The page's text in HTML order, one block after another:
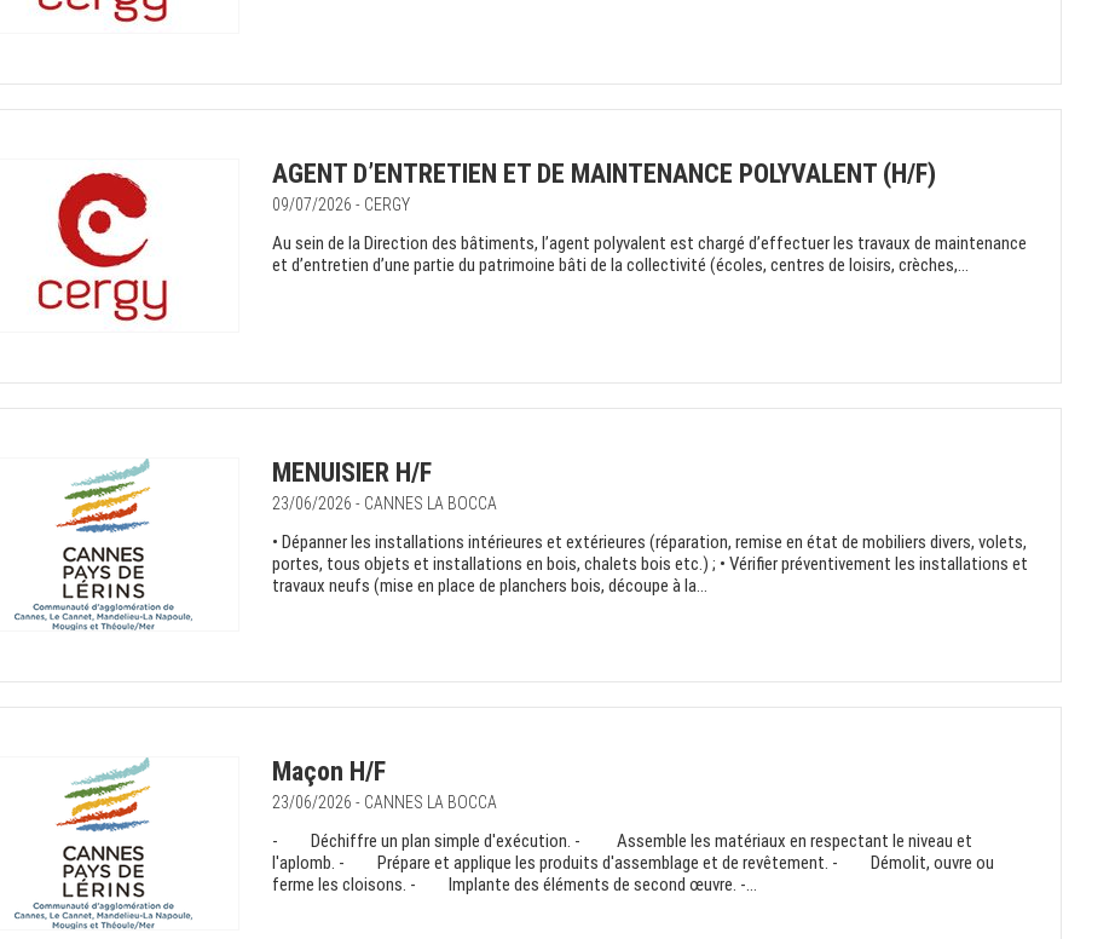
AGENT D’ENTRETIEN ET DE MAINTENANCE POLYVALENT (H/F)
09/07/2026 - CERGY
Au sein de la Direction des bâtiments, l’agent polyvalent est chargé d’effectuer les travaux de maintenance
et d’entretien d’une partie du patrimoine bâti de la collectivité (écoles, centres de loisirs, crèches,...
MENUISIER H/F
23/06/2026 - CANNES LA BOCCA
• Dépanner les installations intérieures et extérieures (réparation, remise en état de mobiliers divers, volets,
portes, tous objets et installations en bois, chalets bois etc.) ; • Vérifier préventivement les installations et
travaux neufs (mise en place de planchers bois, découpe à la...
Maçon H/F
23/06/2026 - CANNES LA BOCCA
- Déchiffre un plan simple d'exécution. - Assemble les matériaux en respectant le niveau et
l'aplomb. - Prépare et applique les produits d'assemblage et de revêtement. - Démolit, ouvre ou
ferme les cloisons. - Implante des éléments de second œuvre. -...